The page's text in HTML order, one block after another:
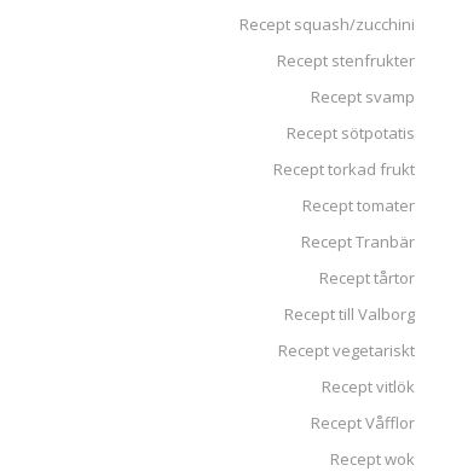
Recept squash/zucchini
Recept stenfrukter
Recept svamp
Recept sötpotatis
Recept torkad frukt
Recept tomater
Recept Tranbär
Recept tårtor
Recept till Valborg
Recept vegetariskt
Recept vitlök
Recept Våfflor
Recept wok